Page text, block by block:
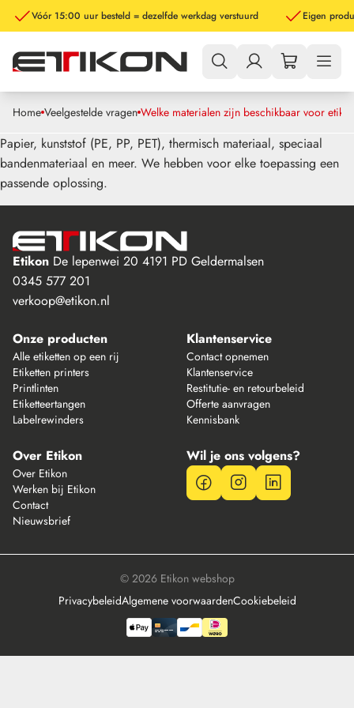
Vóór 15:00 uur besteld = dezelfde werkdag verstuurd Eigen
Home Veelgestelde vragen Welke materialen zijn beschikbaar voor
Papier, kunststof (PE, PP, PET), thermisch materiaal, speciaal
bandenmateriaal en meer. We hebben voor elke toepassing een
passende oplossing.
Etikon De lepenwei 20 4191 PD Geldermalsen
0345 577 201
verkoop@etikon.nl
Onze producten
Alle etiketten op een rij
Etiketten printers
Printlinten
Etiketteertangen
Labelrewinders
Klantenservice
Contact opnemen
Klantenservice
Restitutie- en retourbeleid
Offerte aanvragen
Kennisbank
Over Etikon
Over Etikon
Werken bij Etikon
Contact
Nieuwsbrief
Wil je ons volgens?
© 2026 Etikon webshop
PrivacybeleidAlgemene voorwaardenCookiebeleid